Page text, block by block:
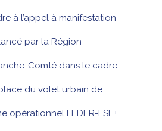
à l’appel à manifestation
par la Région
Comté dans le cadre
du volet urbain de
opérationnel FEDER-FSE+